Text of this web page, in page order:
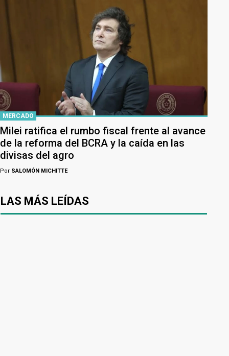
MERCADO
Milei ratifica el rumbo fiscal frente al avance
de la reforma del BCRA y la caída en las
divisas del agro
Por SALOMÓN MICHITTE
LAS MÁS LEÍDAS